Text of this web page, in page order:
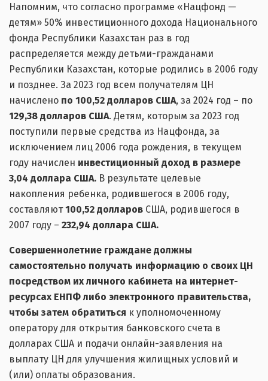
Напомним, что согласно программе «Нацфонд —
детям» 50% инвестиционного дохода Национального
фонда Республики Казахстан раз в год
распределяется между детьми-гражданами
Республики Казахстан, которые родились в 2006 году
и позднее. За 2023 год всем получателям ЦН
начислено по 100,52 долларов США, за 2024 год – по
129,38 долларов США. Детям, которым за 2023 год
поступили первые средства из Нацфонда, за
исключением лиц 2006 года рождения, в текущем
году начислен инвестиционный доход в размере
3,04 доллара США. В результате целевые
накопления ребенка, родившегося в 2006 году,
составляют100,52 долларов США, родившегося в
2007 году – 232,94 доллара США.
Совершеннолетние граждане должны
самостоятельно получать информацию о своих ЦН
посредством их личного кабинета на интернет-
ресурсах ЕНПФ либо электронного правительства,
чтобы затем обратиться к уполномоченному
оператору для открытия банковского счета в
долларах США и подачи онлайн-заявления на
выплату ЦН для улучшения жилищных условий и
(или) оплаты образования.